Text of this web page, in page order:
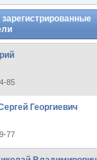
85
Георгиевич
77